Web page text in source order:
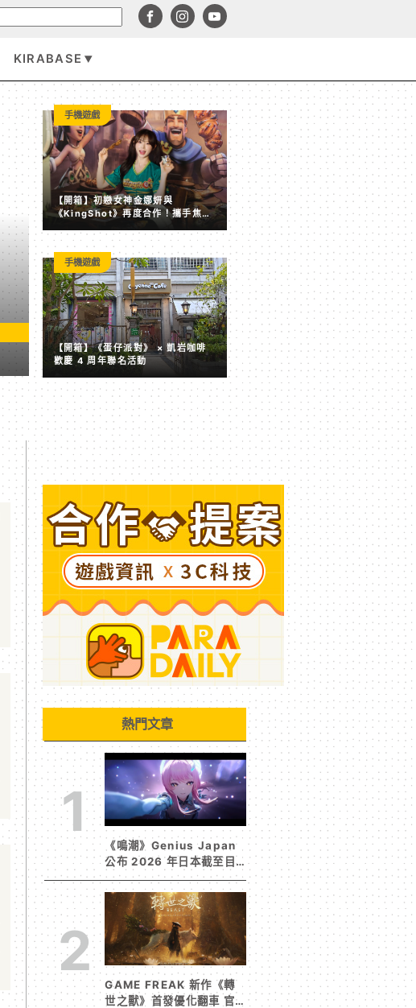
KIRABASE
動漫影劇
BOOK☆WALKER X 子午計畫推出「魔法使占卜試煉」特
木棉花春季新番企劃同時開跑
【開箱】初戀女神金娜妍與
《KingShot》再度合作！攜手焦糖
楓、柒息地推出「國王燒烤節」活動
手機遊戲
【開箱】《蛋仔派對》 × 凱岩咖啡
歡慶 4 周年聯名活動
手機遊戲
熱門文章
1
《鳴潮》Genius Japan
公布 2026 年日本截至目
前為止人氣歌單《遠航星的
告別》&《自無垠處歸航之
星》入榜
2
GAME FREAK 新作《轉
世之獸》首發優化翻車 官